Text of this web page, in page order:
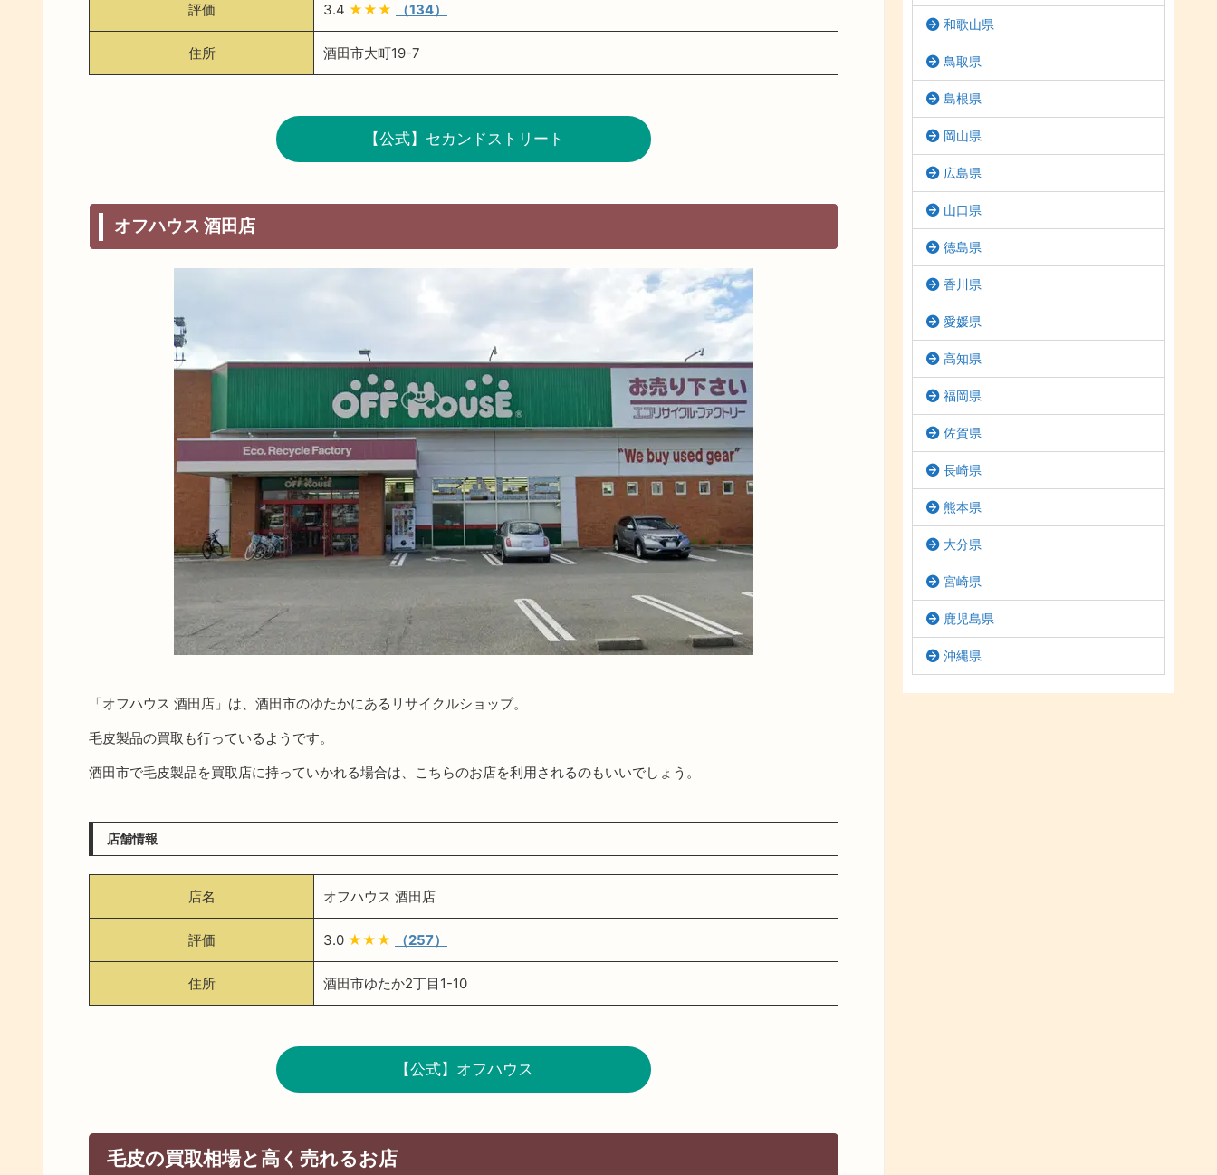
評価 3.4 ★★★ （134）
住所 酒田市大町19-7
【公式】セカンドストリート
オフハウス 酒田店
「オフハウス 酒田店」は、酒田市のゆたかにあるリサイクルショップ。
毛皮製品の買取も行っているようです。
酒田市で毛皮製品を買取店に持っていかれる場合は、こちらのお店を利用されるのもいいでしょう。
店舗情報
店名 オフハウス 酒田店
評価 3.0 ★★★ （257）
住所 酒田市ゆたか2丁目1-10
【公式】オフハウス
毛皮の買取相場と高く売れるお店
和歌山県
鳥取県
島根県
岡山県
広島県
山口県
徳島県
香川県
愛媛県
高知県
福岡県
佐賀県
長崎県
熊本県
大分県
宮崎県
鹿児島県
沖縄県